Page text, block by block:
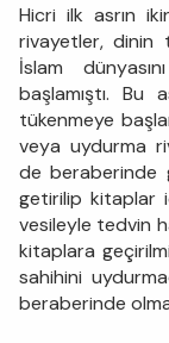
Hicri ilk asrın
rivayet­ler, dinin
İslam
başlamıştı. Bu
tükenmeye
veya uydurma
de beraberinde
getirilip kitap­lar
vesileyle tedvin
kitaplara
sahihini
beraberinde